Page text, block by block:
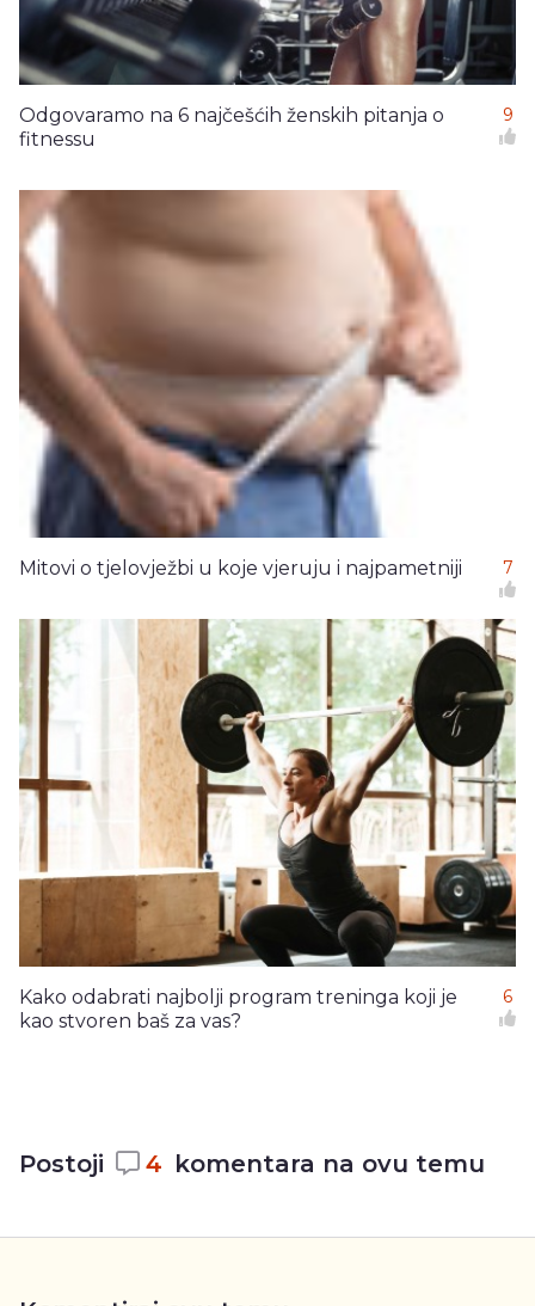
Odgovaramo na 6 najčešćih ženskih pitanja o
fitnessu
9
Mitovi o tjelovježbi u koje vjeruju i najpametniji 7
Kako odabrati najbolji program treninga koji je
kao stvoren baš za vas?
6
Postoji 4 komentara na ovu temu